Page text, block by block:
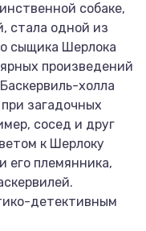
собаке,
стала одной из
сыщика Шерлока
произведений
холла
загадочных
сосед и друг
к Шерлоку
его племянника,
детективным